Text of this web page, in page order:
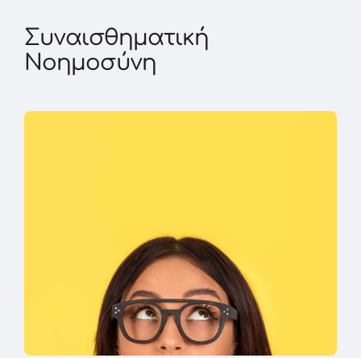
Συναισθηματική
Νοημοσύνη